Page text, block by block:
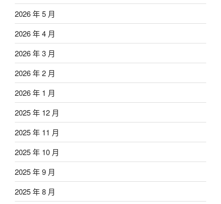
2026 年 5 月
2026 年 4 月
2026 年 3 月
2026 年 2 月
2026 年 1 月
2025 年 12 月
2025 年 11 月
2025 年 10 月
2025 年 9 月
2025 年 8 月